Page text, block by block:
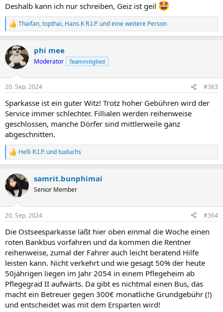
Deshalb kann ich nur schreiben, Geiz ist geil
R
e
k
t
i
n
e
:
Thaifan,topthai, Hans.K R.I.P. und eine weitere Person
phi mee
Moderator Teammitglied
20. Sep. 2024 #363
Sparkasse ist ein guter Witz! Trotz hoher Gebühren wird der
Service immer schlechter. Fillialen werden reihenweise
geschlossen, manche Dörfer sind mittlerweile ganz
abgeschnitten.
R
e
k
t
i
e
:
Helli R.I.P. undtuxluchs
samrit.bunphimai
Senior Member
20. Sep. 2024 #364
Die Ostseesparkasse läßt hier oben einmal die Woche einen
roten Bankbus vorfahren und da kommen die Rentner
reihenweise, zumal der Fahrer auch leicht beratend Hilfe
leisten kann. Nicht verkehrt und wie gesagt 50% der heute
50jährigen liegen im Jahr 2054 in einem Pflegeheim ab
Pflegegrad II aufwärts. Da gibt es nichtmal einen Bus, das
macht ein Betreuer gegen 300€ monatliche Grundgebühr (!)
und entscheidet was mit dem Ersparten wird!